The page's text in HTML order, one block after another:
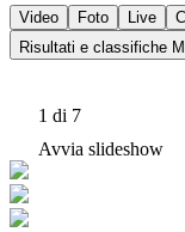
Video Foto Live
Risultati e classifiche
1 di 7
Avvia slideshow